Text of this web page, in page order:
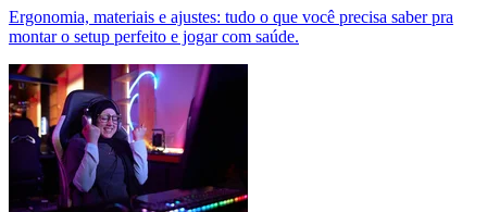
Ergonomia, materiais e ajustes: tudo o que você precisa saber pra
montar o setup perfeito e jogar com saúde.